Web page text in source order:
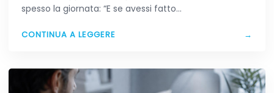
spesso la giornata: “E se avessi fatto…
CONTINUA A LEGGERE →